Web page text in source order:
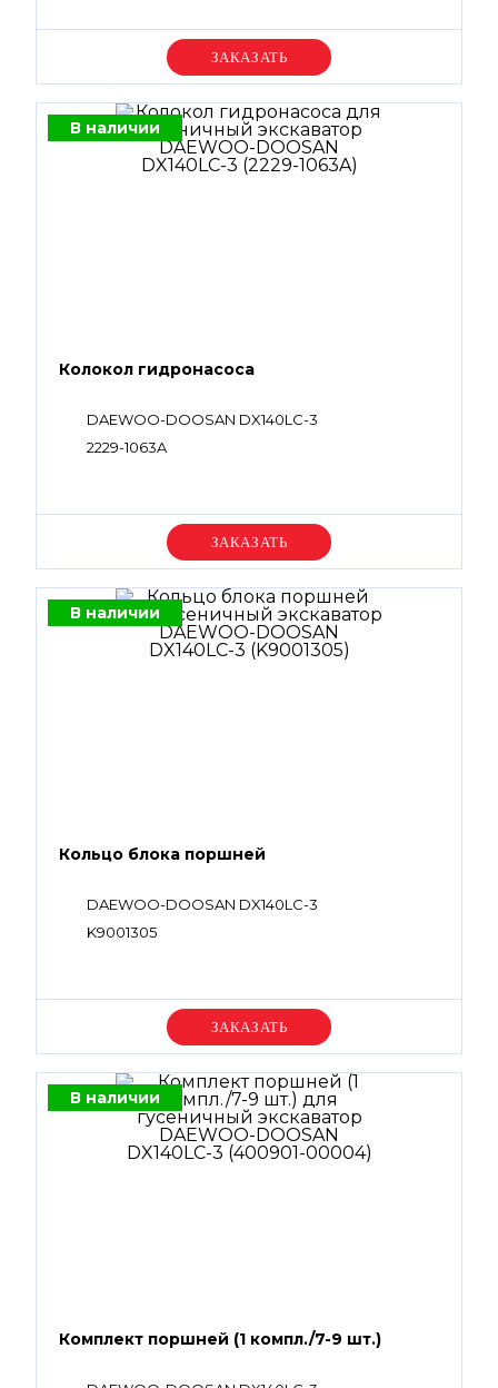
Уточняйте цену
В наличии
Колокол гидронасоса
DAEWOO-DOOSAN DX140LC-3
2229-1063A
Уточняйте цену
В наличии
Кольцо блока поршней
DAEWOO-DOOSAN DX140LC-3
K9001305
Уточняйте цену
В наличии
Комплект поршней (1 компл./7-9 шт.)